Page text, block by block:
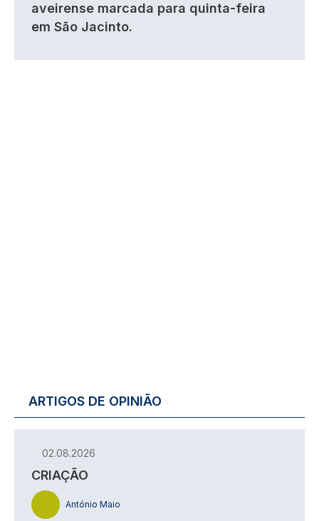
aveirense marcada para quinta-feira
em São Jacinto.
ARTIGOS DE OPINIÃO
02.08.2026
CRIAÇÃO
António Maio